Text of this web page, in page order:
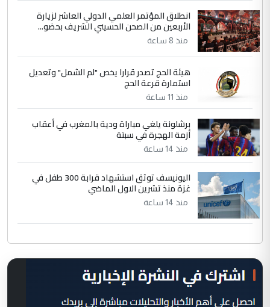
انطلاق المؤتمر العلمي الدولي العاشر لزيارة
الأربعين من الصحن الحسيني الشريف بحضو...
منذ 8 ساعة
هيئة الحج تصدر قرارا يخص "لم الشمل" وتعديل
استمارة قرعة الحج
منذ 11 ساعة
برشلونة يلغي مباراة ودية بالمغرب في أعقاب
أزمة الهجرة في سبتة
منذ 14 ساعة
اليونيسف توثق استشهاد قرابة 300 طفل في
غزة منذ تشرين الاول الماضي
منذ 14 ساعة